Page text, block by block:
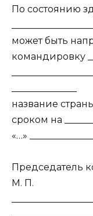
По состоянию
может быть
командировку
название
сроком на
«…»
Председатель
М. П.